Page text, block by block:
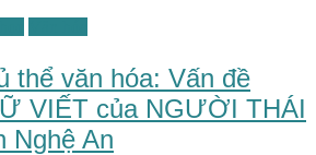
thể văn hóa: Vấn đề
VIẾT của NGƯỜI THÁI
Nghệ An